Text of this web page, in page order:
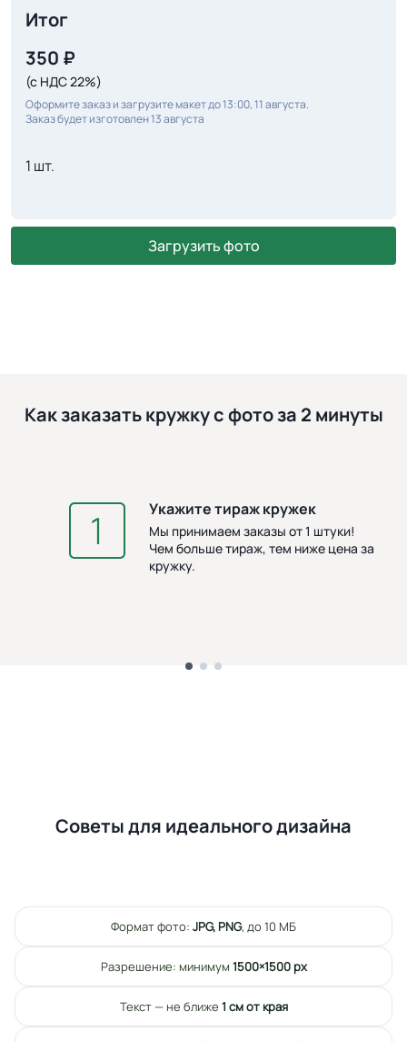
Итог
350 ₽
(с НДС 22%)
Оформите заказ и загрузите макет до 13:00, 11 августа.
Заказ будет изготовлен 13 августа
1 шт.
Загрузить фото
Как заказать кружку с фото за 2 минуты
Укажите тираж кружек
Мы принимаем заказы от 1 штуки!
Чем больше тираж, тем ниже цена за
кружку.
Советы для идеального дизайна
Формат фото: JPG, PNG, до 10 МБ
Разрешение: минимум 1500×1500 px
Текст — не ближе 1 см от края